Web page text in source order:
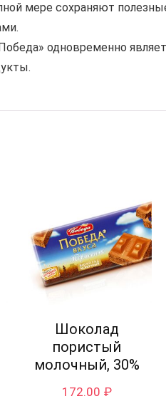
мере сохраняют
одновременно
Шоколад
пористый
молочный, 30%
172.00 ₽